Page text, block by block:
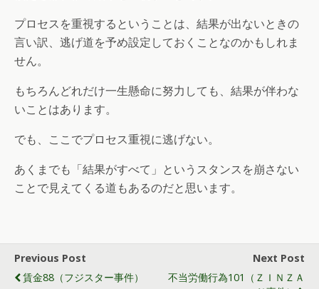
プロセスを重視するということは、結果が出ないときの
言い訳、逃げ道を予め設定しておくことなのかもしれま
せん。
もちろんどれだけ一生懸命に努力しても、結果が伴わな
いことはあります。
でも、ここでプロセス重視に逃げない。
あくまでも「結果がすべて」というスタンスを崩さない
ことで見えてくる道もあるのだと思います。
Previous Post
賃金88（フジスター事件）
Next Post
不当労働行為101（ＺＩＮＺＡ